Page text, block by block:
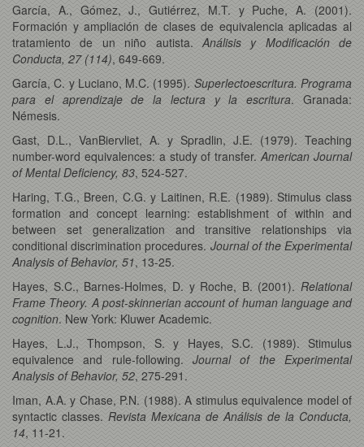
García, A., Gómez, J., Gutiérrez, M.T. y Puche, A. (2001).
Formación y ampliación de clases de equivalencia aplicadas al
tratamiento de un niño autista. Análisis y Modificación de
Conducta, 27 (114), 649-669.
García, C. y Luciano, M.C. (1995). Superlectoescritura. Programa
para el aprendizaje de la lectura y la escritura. Granada:
Némesis.
Gast, D.L., VanBiervliet, A. y Spradlin, J.E. (1979). Teaching
number-word equivalences: a study of transfer.American Journal
of Mental Deficiency, 83, 524-527.
Haring, T.G., Breen, C.G. y Laitinen, R.E. (1989). Stimulus class
formation and concept learning: establishment of within and
between set generalization and transitive relationships via
conditional discrimination procedures. Journal of the Experimental
Analysis of Behavior, 51, 13-25.
Hayes, S.C., Barnes-Holmes, D. y Roche, B. (2001). Relational
Frame Theory. A post-skinnerian account of human language and
cognition. New York: Kluwer Academic.
Hayes, L.J., Thompson, S. y Hayes, S.C. (1989). Stimulus
equivalence and rule-following. Journal of the Experimental
Analysis of Behavior, 52, 275-291.
Iman, A.A. y Chase, P.N. (1988). A stimulus equivalence model of
syntactic classes. Revista Mexicana de Análisis de la Conducta,
14, 11-21.